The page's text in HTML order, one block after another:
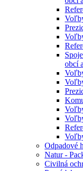
obcí
Odpadové
Natur -
Civilná